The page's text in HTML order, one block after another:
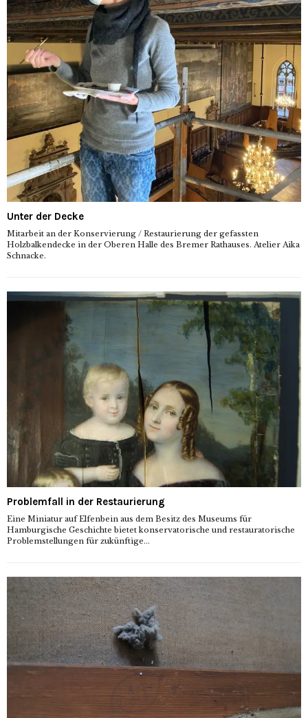
Unter der Decke
Mitarbeit an der Konservierung / Restaurierung der gefassten
Holzbalkendecke in der Oberen Halle des Bremer Rathauses. Atelier Aika
Schnacke.
Problemfall in der Restaurierung
Eine Miniatur auf Elfenbein aus dem Besitz des Museums für
Hamburgische Geschichte bietet konservatorische und restauratorische
Problemstellungen für zukünftige...